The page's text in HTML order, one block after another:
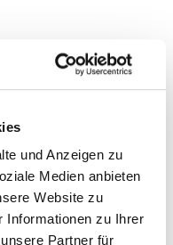
und Anzeigen zu
Medien anbieten
Website zu
Informationen zu Ihrer
Partner für
Creapure